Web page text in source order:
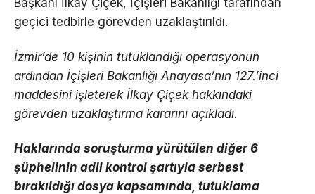
Başkanı İlkay Çiçek, İçişleri Bakanlığı tarafından
geçici tedbirle görevden uzaklaştırıldı.
İzmir’de 10 kişinin tutuklandığı operasyonun
ardından İçişleri Bakanlığı Anayasa’nın 127.’inci
maddesini işleterek İlkay Çiçek hakkındaki
görevden uzaklaştırma kararını açıkladı.
Haklarında soruşturma yürütülen diğer 6
şüphelinin adli kontrol şartıyla serbest
bırakıldığı dosya kapsamında, tutuklama